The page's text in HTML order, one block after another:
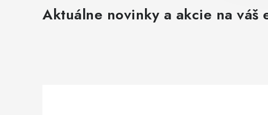
Aktuálne novinky a akcie na váš